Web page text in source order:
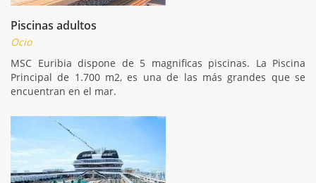
Piscinas adultos
Ocio
MSC Euribia dispone de 5 magnificas piscinas. La Piscina
Principal de 1.700 m2, es una de las más grandes que se
encuentran en el mar.